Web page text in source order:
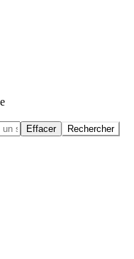
Effacer Rechercher